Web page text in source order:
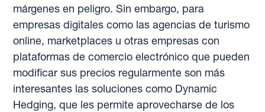
márgenes en peligro. Sin embargo, para
empresas digitales como las agencias de turismo
online, marketplaces u otras empresas con
plataformas de comercio electrónico que pueden
modificar sus precios regularmente son más
interesantes las soluciones como Dynamic
Hedging, que les permite aprovecharse de los